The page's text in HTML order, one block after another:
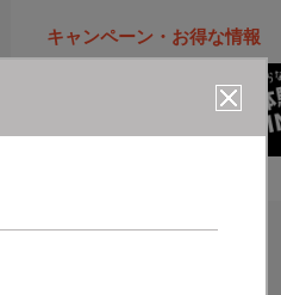
キャンペーン・お得な情報